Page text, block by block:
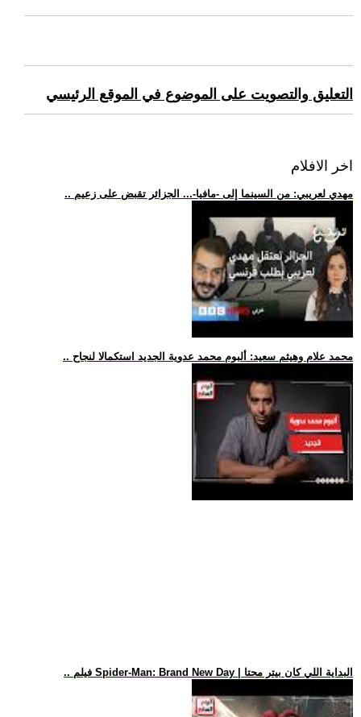
التعليق والتصويت على الموضوع في الموقع الرئيسي
اخر الافلام
.. مهدي لعريبي: من السينما إلى -مافيا-... الجزائر تقبض على زعيم
.. محمد علام وهيثم سعيد: ألبوم محمد عدوية الجديد استكمالا لنجاح
.. فيلم Spider-Man: Brand New Day | البداية اللي كان بيتر محتا